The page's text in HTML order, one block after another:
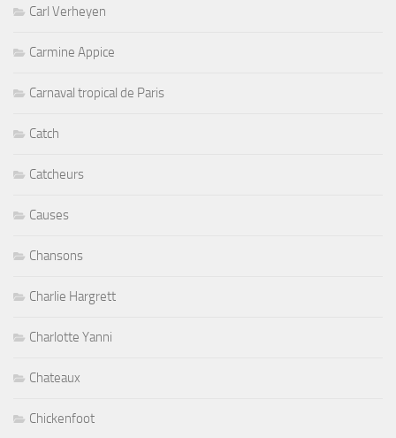
Carl Verheyen
Carmine Appice
Carnaval tropical de Paris
Catch
Catcheurs
Causes
Chansons
Charlie Hargrett
Charlotte Yanni
Chateaux
Chickenfoot